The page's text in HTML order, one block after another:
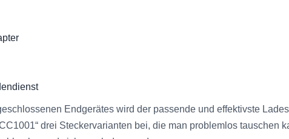
Endgerätes wird der passende und effektivste
drei Steckervarianten bei, die man problemlos tauschen